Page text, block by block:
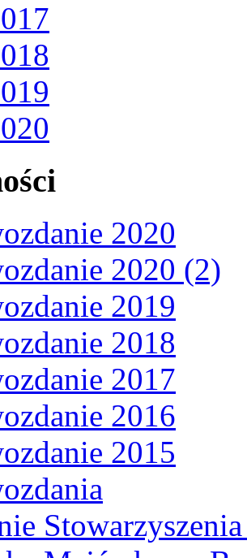
2020
2020 (2)
2019
2018
2017
2016
2015